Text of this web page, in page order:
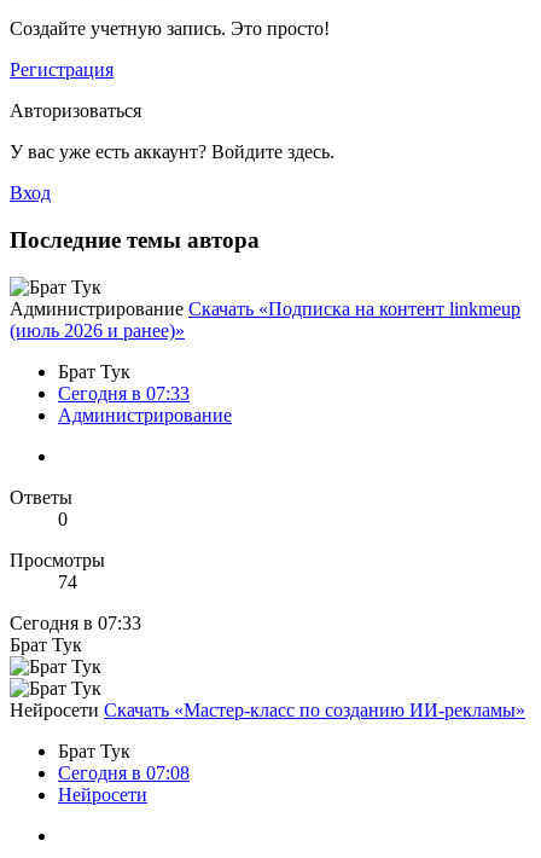
Создайте учетную запись. Это просто!
Регистрация
Авторизоваться
У вас уже есть аккаунт? Войдите здесь.
Вход
Последние темы автора
Администрирование Скачать «Подписка на контент linkmeup
(июль 2026 и ранее)»
Брат Тук
Сегодня в 07:33
Администрирование
Ответы
0
Просмотры
74
Сегодня в 07:33
Брат Тук
Нейросети Скачать «Мастер-класс по созданию ИИ-рекламы»
Брат Тук
Сегодня в 07:08
Нейросети